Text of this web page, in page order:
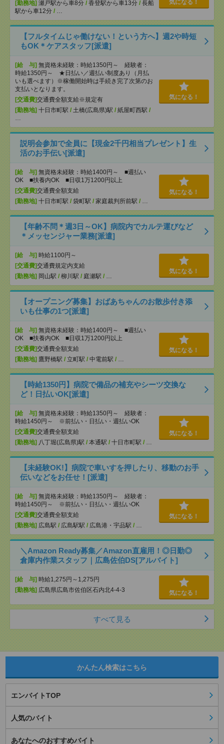
[勤務地] 瀬戸駅から車8分 / 香登駅から車13分 / 長船
駅から車12分 / …
気になる！
【フルタイムじゃ働けない！という方へ】週2や時短
もOK＊ケアスタッフ[派遣]
[給 与] 無資格未経験：時給1350円～ 経験者：
時給1350円～ ★日払い／週払い制度あり（月払
いも選べます）※稼働開始時は手続き完了次第のお
支払いとなります。
[交通費]交通費全額支給※規定有
[勤務地] 十日市町駅 / 土橋(広島県)駅 / 紙屋町西駅 /
…
気になる！
説明会参加で全員に【現金2千円相当プレゼント】生
活のお手伝い[派遣]
[給 与] 無資格未経験：時給1400円～ ■週払い
OK ■扶養内OK ■日収1万1200円以上
[交通費]交通費全額支給
[勤務地] 十日市町駅 / 袋町駅 / 家庭裁判所前駅 / …
気になる！
【年齢不問＊週3日～OK】病院内でカルテ運びなど
＊メッセンジャー業務[派遣]
[給 与] 時給1100円～
[交通費]交通費規定内支給
[勤務地] 岡山駅 / 柳川駅 / 庭瀬駅 / …
気になる！
【オープニング募集】おばあちゃんのお散歩付き添
いも仕事の1つ[派遣]
[給 与] 無資格未経験：時給1400円～ ■週払い
OK ■扶養内OK ■日収1万1200円以上
[交通費]交通費全額支給
[勤務地] 鷹野橋駅 / 立町駅 / 中電前駅 / …
気になる！
【時給1350円】病院で備品の補充やシーツ交換な
ど！日払いOK[派遣]
[給 与] 無資格未経験：時給1350円～ 経験者：
時給1450円～ ※前払い・日払い・週払いOK
[交通費]交通費全額支給
[勤務地] 八丁堀(広島県)駅 / 本通駅 / 十日市町駅 / …
気になる！
【未経験OK!】病院で車いすを押したり、移動のお手
伝いなどをお任せ！[派遣]
[給 与] 無資格未経験：時給1350円～ 経験者：
時給1450円～ ※前払い・日払い・週払いOK
[交通費]交通費全額支給
[勤務地] 広島駅 / 広島駅駅 / 広島港・宇品駅 / …
気になる！
＼Amazon Ready募集／Amazon直雇用！◎日勤◎
倉庫内作業スタッフ｜広島佐伯DS[アルバイト]
[給 与] 時給1,275円～1,275円
[勤務地] 広島県広島市佐伯区石内北4-4-3 気になる！
すべて見る
かんたん検索はこちら
エンバイトTOP
人気のバイト
あなたへのおすすめバイト